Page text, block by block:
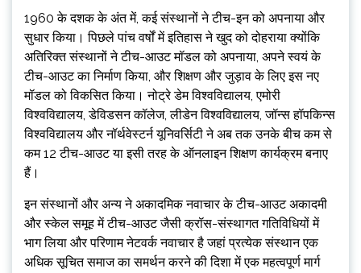
1960 के दशक के अंत में, कई संस्थानों ने टीच-इन को अपनाया और
सुधार किया। पिछले पांच वर्षों में इतिहास ने खुद को दोहराया क्योंकि
अतिरिक्त संस्थानों ने टीच-आउट मॉडल को अपनाया, अपने स्वयं के
टीच-आउट का निर्माण किया, और शिक्षण और जुड़ाव के लिए इस नए
मॉडल को विकसित किया। नोट्रे डेम विश्वविद्यालय, एमोरी
विश्वविद्यालय, डेविडसन कॉलेज, लीडेन विश्वविद्यालय, जॉन्स हॉपकिन्स
विश्वविद्यालय और नॉर्थवेस्टर्न यूनिवर्सिटी ने अब तक उनके बीच कम से
कम 12 टीच-आउट या इसी तरह के ऑनलाइन शिक्षण कार्यक्रम बनाए
हैं।
इन संस्थानों और अन्य ने अकादमिक नवाचार के टीच-आउट अकादमी
और स्केल समूह में टीच-आउट जैसी क्रॉस-संस्थागत गतिविधियों में
भाग लिया और परिणाम नेटवर्क नवाचार है जहां प्रत्येक संस्थान एक
अधिक सूचित समाज का समर्थन करने की दिशा में एक महत्वपूर्ण मार्ग